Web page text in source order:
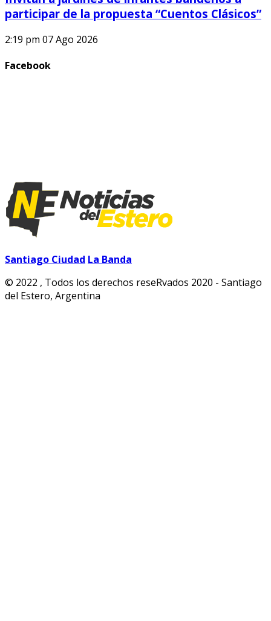
participar de la propuesta “Cuentos Clásicos”
2:19 pm 07 Ago 2026
Facebook
Santiago Ciudad La Banda
© 2022 , Todos los derechos reseRvados 2020 - Santiago
del Estero, Argentina